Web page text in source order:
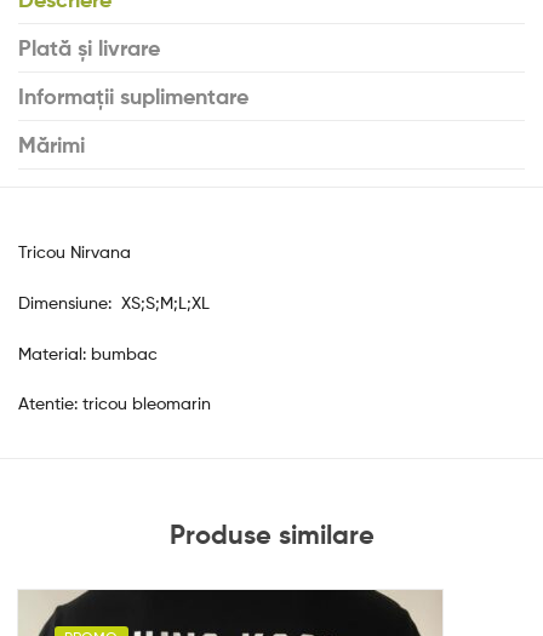
Plată și livrare
Informații suplimentare
Mărimi
Tricou Nirvana
Dimensiune: XS;S;M;L;XL
Material: bumbac
Atentie: tricou bleomarin
Produse similare